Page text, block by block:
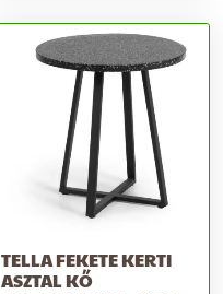
TELLA FEKETE KERTI
ASZTAL KŐ